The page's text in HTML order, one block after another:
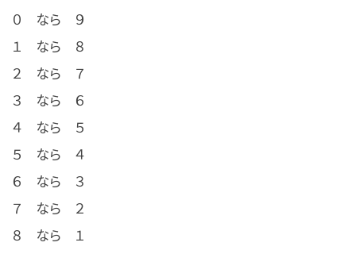
０ なら ９
１ なら ８
２ なら ７
３ なら ６
４ なら ５
５ なら ４
６ なら ３
７ なら ２
８ なら １